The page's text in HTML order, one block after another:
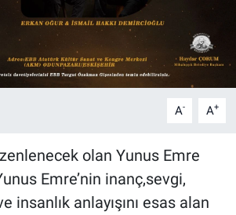
A- A+
olan Yunus Emre
Emre’nin inanç,sevgi,
insanlık anlayışını esas alan